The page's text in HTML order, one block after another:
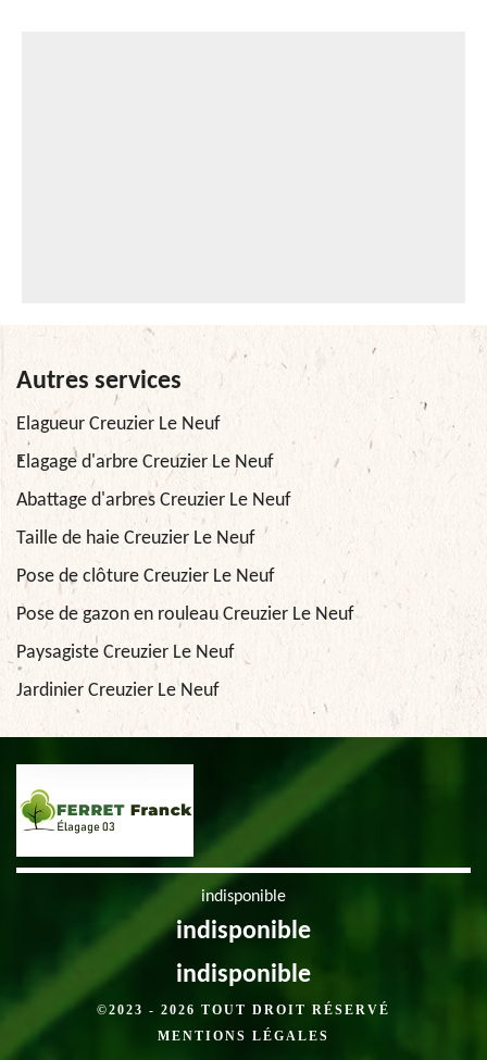
Autres services
Elagueur Creuzier Le Neuf
Elagage d'arbre Creuzier Le Neuf
Abattage d'arbres Creuzier Le Neuf
Taille de haie Creuzier Le Neuf
Pose de clôture Creuzier Le Neuf
Pose de gazon en rouleau Creuzier Le Neuf
Paysagiste Creuzier Le Neuf
Jardinier Creuzier Le Neuf
indisponible
indisponible
indisponible
©2023 - 2026 TOUT DROIT RÉSERVÉ
MENTIONS LÉGALES